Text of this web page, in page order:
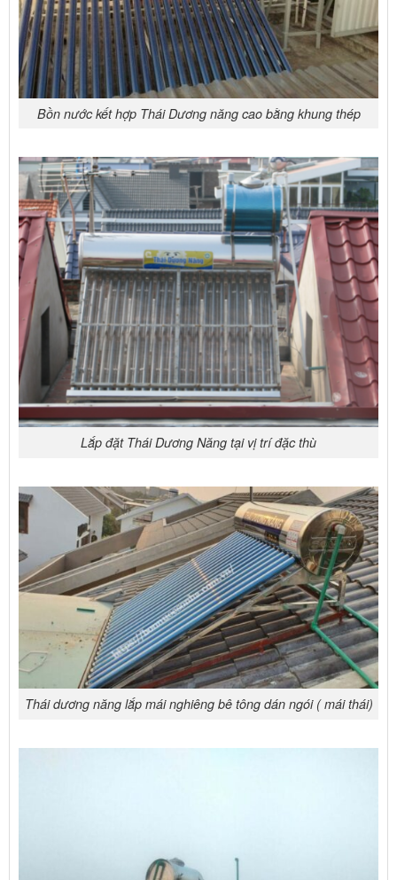
Bồn nước kết hợp Thái Dương năng cao bằng khung thép
Lắp đặt Thái Dương Năng tại vị trí đặc thù
Thái dương năng lắp mái nghiêng bê tông dán ngói ( mái thái)